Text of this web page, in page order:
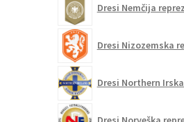
Dresi Nemčija
Dresi Nizozemska
Dresi Northern